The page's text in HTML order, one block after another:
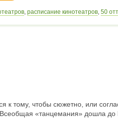
, расписание кинотеатров, 50
,Freezer,фантастический триллер,
к тому, чтобы сюжетно, или
«танцемания» дошла до